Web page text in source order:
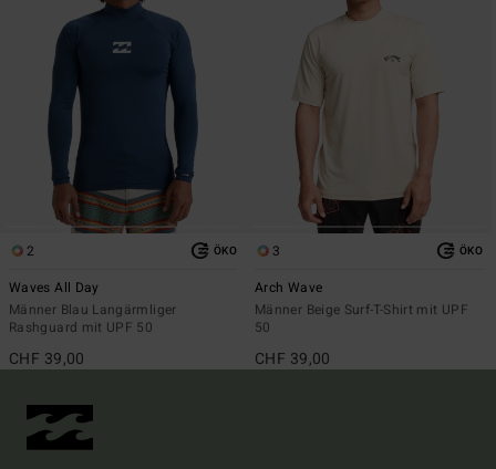
2 ÖKO
Waves All Day
Männer Blau Langärmliger
Rashguard mit UPF 50
CHF 39,00
3 ÖKO
Arch Wave
Männer Beige Surf-T-Shirt mit UPF
50
CHF 39,00